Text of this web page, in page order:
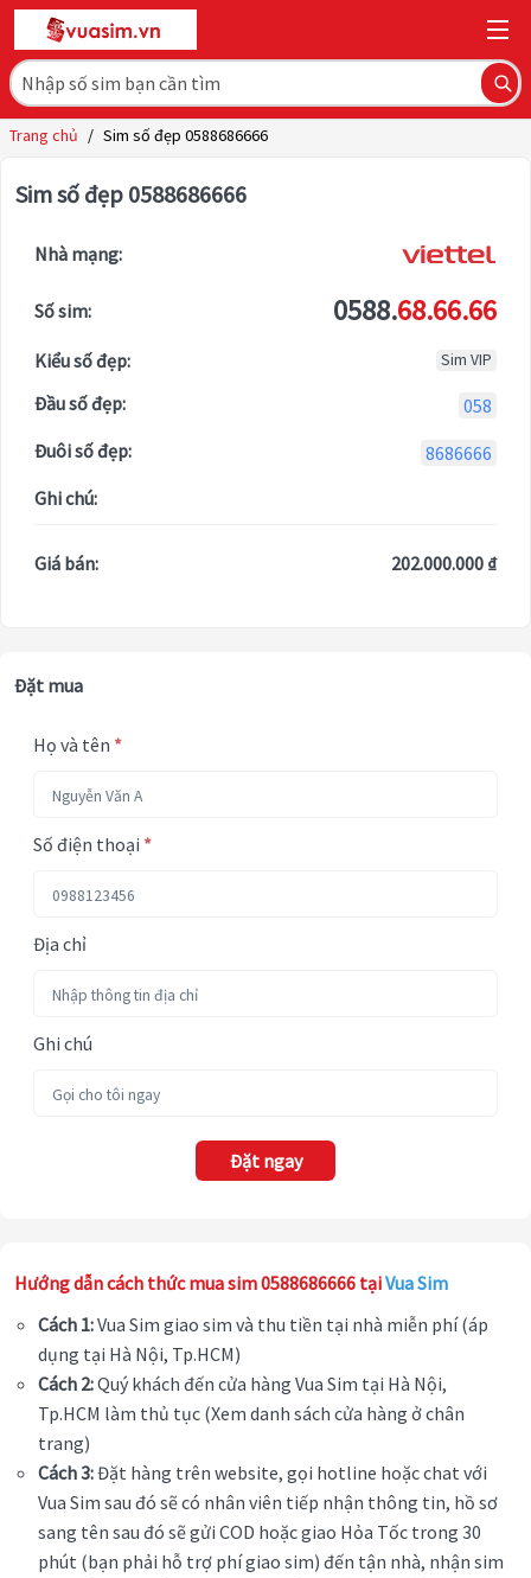
Trang chủ / Sim số đẹp 0588686666
Sim số đẹp 0588686666
Nhà mạng:
Số sim: 0588.68.66.66
Kiểu số đẹp: Sim VIP
Đầu số đẹp:
058
Đuôi số đẹp:
8686666
Ghi chú:
Giá bán: 202.000.000 ₫
Đặt mua
Họ và tên *
Số điện thoại *
Địa chỉ
Ghi chú
Đặt ngay
Hướng dẫn cách thức mua sim 0588686666 tạiVua Sim
Cách 1:Vua Sim giao sim và thu tiền tại nhà miễn phí (áp
dụng tại Hà Nội, Tp.HCM)
Cách 2:Quý khách đến cửa hàng Vua Sim tại Hà Nội,
Tp.HCM làm thủ tục (Xem danh sách cửa hàng ở chân
trang)
Cách 3:Đặt hàng trên website, gọi hotline hoặc chat với
Vua Sim sau đó sẽ có nhân viên tiếp nhận thông tin, hồ sơ
sang tên sau đó sẽ gửi COD hoặc giao Hỏa Tốc trong 30
phút (bạn phải hỗ trợ phí giao sim) đến tận nhà, nhận sim